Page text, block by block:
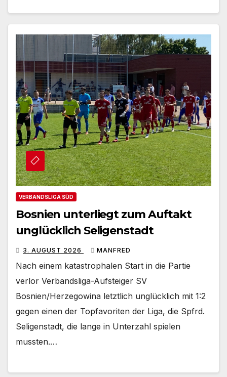
VERBANDSLIGA SÜD
Bosnien unterliegt zum Auftakt
unglücklich Seligenstadt
3. AUGUST 2026 MANFRED
Nach einem katastrophalen Start in die Partie
verlor Verbandsliga-Aufsteiger SV
Bosnien/Herzegowina letztlich unglücklich mit 1:2
gegen einen der Topfavoriten der Liga, die Spfrd.
Seligenstadt, die lange in Unterzahl spielen
mussten.…